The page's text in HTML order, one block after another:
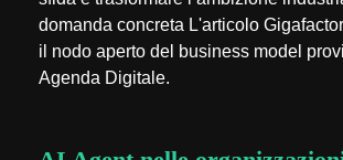
domanda concreta L'articolo
il nodo aperto del business model
Agenda Digitale.